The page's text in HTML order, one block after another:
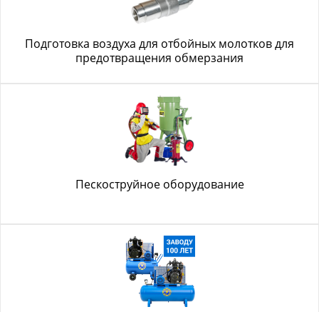
Подготовка воздуха для отбойных молотков для
предотвращения обмерзания
Пескоструйное оборудование